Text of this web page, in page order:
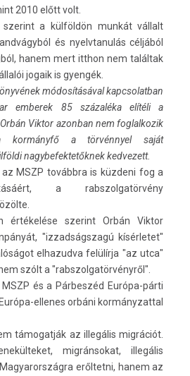
2010 előtt volt.
a külföldön munkát vállalt
és nyelvtanulás céljából
hanem mert itthon nem találtak
jogaik is gyengék.
módosításával kapcsolatban
emberek 85 százaléka elítéli a
Viktor azonban nem foglalkozik
kormányfő a törvénnyel saját
nagybefektetőknek kedvezett.
MSZP továbbra is küzdeni fog a
a rabszolgatörvény
szerint Orbán Viktor
"izzadságszagú kísérletet"
elhazudva felülírja "az utca"
szólt a "rabszolgatörvényről".
és a Párbeszéd Európa-párti
ellenes orbáni kormányzattal
támogatják az illegális migrációt.
migránsokat, illegális
erőltetni, hanem az